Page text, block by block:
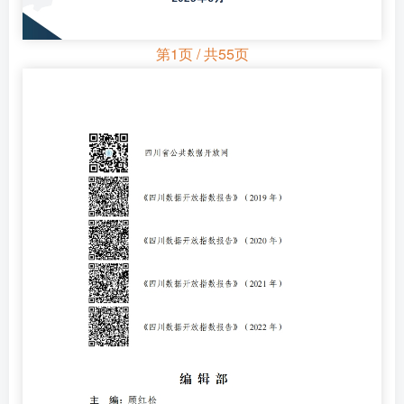
第1页 / 共55页